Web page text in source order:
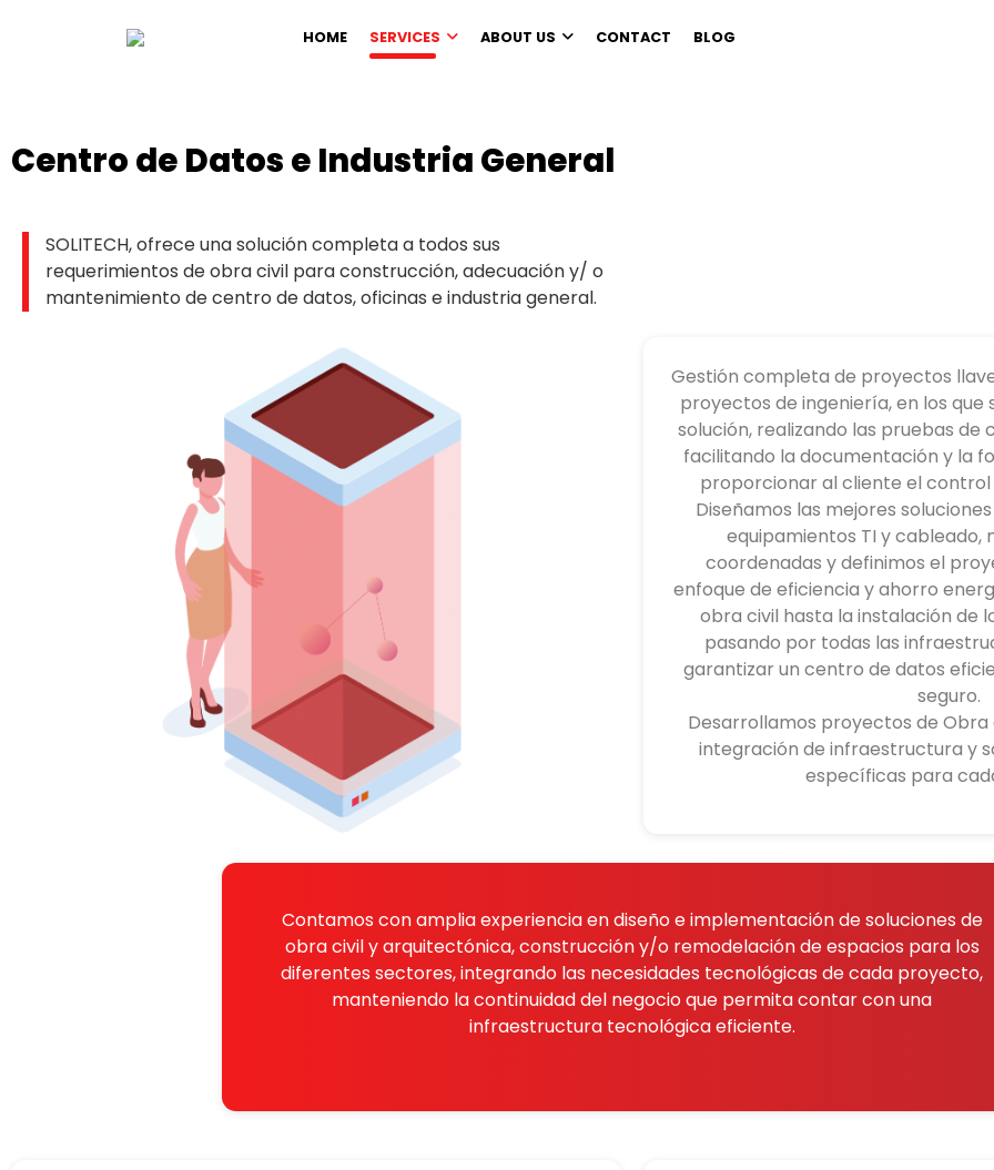
HOME SERVICES ABOUT US CONTACT BLOG
Centro de Datos e Industria General
SOLITECH, ofrece una solución completa a todos sus
requerimientos de obra civil para construcción, adecuación y/ o
mantenimiento de centro de datos, oficinas e industria general.
Gestión completa de proyectos
proyectos de ingeniería, en los que
solución, realizando las pruebas
facilitando la documentación y la
proporcionar al cliente el control
Diseñamos las mejores
equipamientos TI y cableado,
coordenadas y definimos el
enfoque de eficiencia y ahorro
obra civil hasta la instalación de
pasando por todas las
garantizar un centro de datos
seguro.
Desarrollamos proyectos de
integración de infraestructura y
específicas para
Contamos con amplia experiencia en diseño e implementación de soluciones de
obra civil y arquitectónica, construcción y/o remodelación de espacios para los
diferentes sectores, integrando las necesidades tecnológicas de cada proyecto,
manteniendo la continuidad del negocio que permita contar con una
infraestructura tecnológica eficiente.